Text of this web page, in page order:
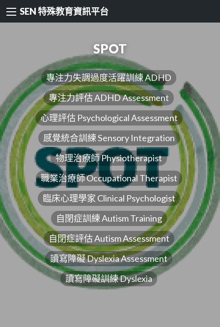
SEN 特殊教育資訊平台
SPOT
專注力失調過度活躍訓練 ADHD
專注力評估 ADHD Assessment
心理評估 Psychological Assessment
感覺統合訓練 Sensory Integration
物理治療師 Physiotherapist
職業治療師 Occupational Therapist
臨床心理學家 Clinical Psychologist
自閉症訓練 Autism Training
自閉症評估 Autism Assessment
讀寫障礙 Dyslexia Assessment
讀寫障礙訓練 Dyslexia